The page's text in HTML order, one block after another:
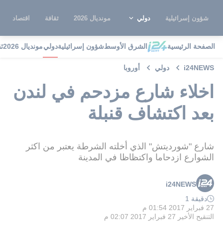
شؤون إسرائيلية دولي مونديال 2026 ثقافة اقتصاد
الصفحة الرئيسية الشرق الأوسطشؤون إسرائيليةدوليمونديال 2026
i24NEWS دولي أوروبا
اخلاء شارع مزدحم في لندن
بعد اكتشاف قنبلة
شارع "شورديتش" الذي أخلته الشرطة يعتبر من اكثر
الشوارع ازدحاما واكتظاظا في المدينة
i24NEWS
دقيقة 1
27 فبراير 2017 01:54 م
التنقيح الأخير 27 فبراير 2017 02:07 م